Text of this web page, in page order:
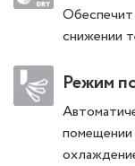
снижении
Режим
помещении